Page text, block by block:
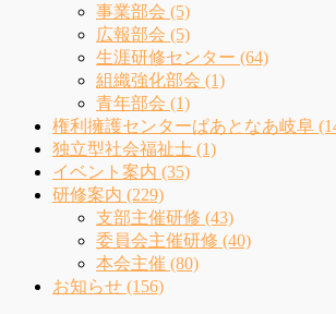
事業部会 (5)
広報部会 (5)
生涯研修センター (64)
組織強化部会 (1)
青年部会 (1)
権利擁護センターぱあとなあ岐阜
独立型社会福祉士 (1)
イベント案内 (35)
研修案内 (229)
支部主催研修 (43)
委員会主催研修 (40)
本会主催 (80)
お知らせ (156)